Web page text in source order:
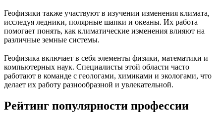
Геофизики также участвуют в изучении изменения климата,
исследуя ледники, полярные шапки и океаны. Их работа
помогает понять, как климатические изменения влияют на
различные земные системы.
Геофизика включает в себя элементы физики, математики и
компьютерных наук. Специалисты этой области часто
работают в команде с геологами, химиками и экологами, что
делает их работу разнообразной и увлекательной.
Рейтинг популярности профессии